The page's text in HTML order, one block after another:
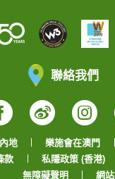
聯絡我們
Weibo
地 樂施會在澳門
款
私隱政策 (香港)
無障礙聲明
網